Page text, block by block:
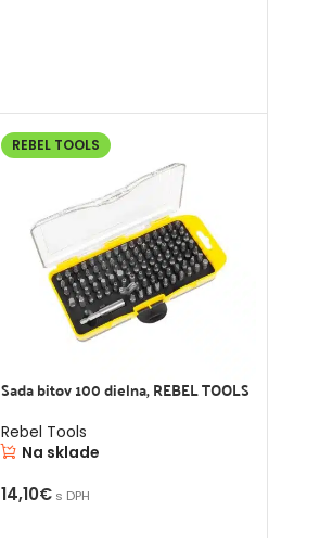
REBEL TOOLS
Sada bitov 100 dielna, REBEL TOOLS
Rebel Tools
Na sklade
14,10€s DPH